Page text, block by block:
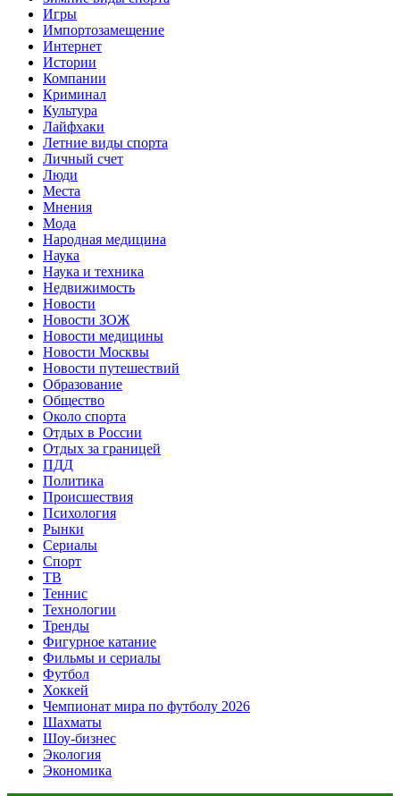
Игры
Импортозамещение
Интернет
Истории
Компании
Криминал
Культура
Лайфхаки
Летние виды спорта
Личный счет
Люди
Места
Мнения
Мода
Народная медицина
Наука
Наука и техника
Недвижимость
Новости
Новости ЗОЖ
Новости медицины
Новости Москвы
Новости путешествий
Образование
Общество
Около спорта
Отдых в России
Отдых за границей
ПДД
Политика
Происшествия
Психология
Рынки
Сериалы
Спорт
ТВ
Теннис
Технологии
Тренды
Фигурное катание
Фильмы и сериалы
Футбол
Хоккей
Чемпионат мира по футболу 2026
Шахматы
Шоу-бизнес
Экология
Экономика